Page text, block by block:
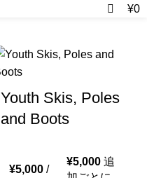
¥0
Youth Skis, Poles
and Boots
¥5,000 /
¥5,000 追